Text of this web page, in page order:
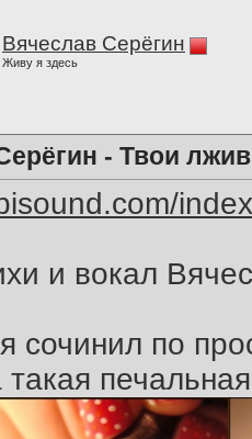
Вячеслав Серёгин
Живу я здесь
- Твои
и вокал
сочинил по